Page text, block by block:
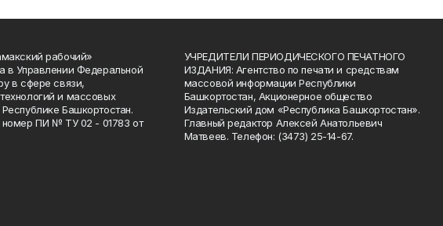
рабочий»
в Управлении Федеральной
в сфере связи,
и массовых
Башкортостан.
номер ПИ № ТУ 02 - 01783 от
УЧРЕДИТЕЛИ ПЕРИОДИЧЕСКОГО ПЕЧАТНОГО
ИЗДАНИЯ: Агентство по печати и средствам
массовой информации Республики
Башкортостан, Акционерное общество
Издательский дом «Республика Башкортостан».
Главный редактор Алексей Анатольевич
Матвеев. Телефон: (3473) 25-14-67.